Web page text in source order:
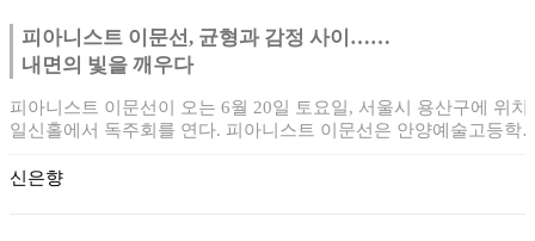
피아니스트 이문선, 균형과 감정 사이……
내면의 빛을 깨우다
피아니스트 이문선이 오는 6월 20일 토요일, 서울시 용산구에 위치
일신홀에서 독주회를 연다. 피아니스트 이문선은 안양예술고등학
신은향